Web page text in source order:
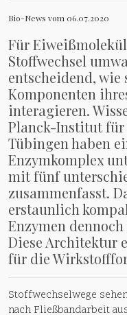
Bio-News vom 06.07.2020
Für
Stoffwechsel
entscheidend, wie
Komponenten
interagieren.
Planck-Institut
Tübingen haben
Enzymkomplex
mit fünf
zusammenfasst.
erstaunlich
Enzymen
Diese Architektur
für die
Stoffwechselwege
nach Fließbandarbeit